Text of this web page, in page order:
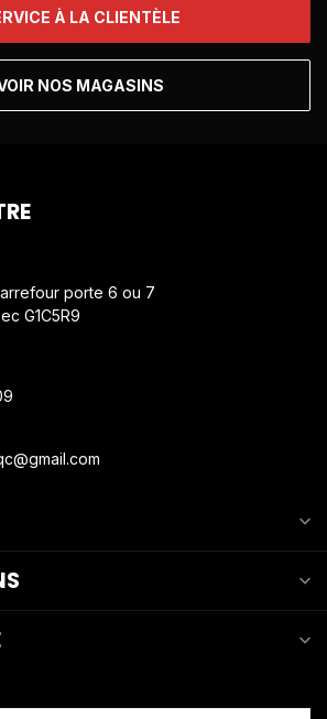
À LA CLIENTÈLE
NOS MAGASINS
porte 6 ou 7
G1C5R9